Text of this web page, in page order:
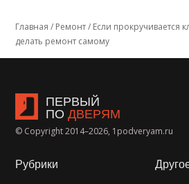
Главная / Ремонт / Если прокручивается
делать ремонт самому
ПЕРВЫЙ
ПО ДВЕРЯМ
© Copyright 2014–2026, 1podveryam.ru
Рубрики